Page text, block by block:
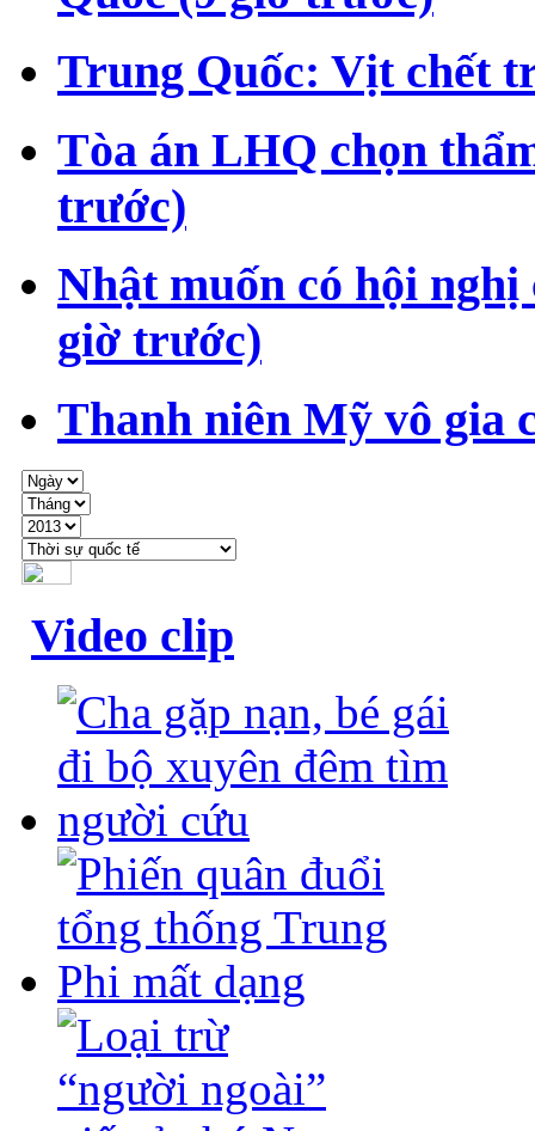
Trung Quốc: Vịt chết
Tòa án LHQ chọn
trước)
Nhật muốn có hội
giờ trước)
Thanh niên Mỹ vô gia
Video clip